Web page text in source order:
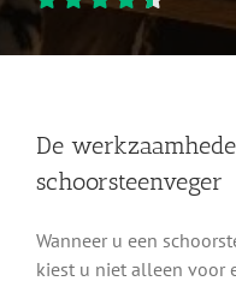
De
schoorsteenveger
Wanneer u een
kiest u niet alleen voor